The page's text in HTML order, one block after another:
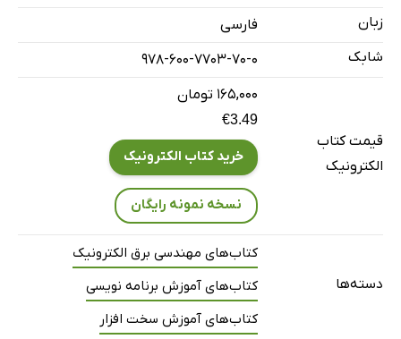
زبان
فارسی
شابک
978-600-7703-70-0
قیمت کتاب
الکترونیک
۱۶۵,۰۰۰ تومان
€3.49
خرید کتاب الکترونیک
نسخه نمونه رایگان
دسته‌ها
کتاب‌های مهندسی برق الکترونیک
کتاب‌های آموزش برنامه نویسی
کتاب‌های آموزش سخت افزار